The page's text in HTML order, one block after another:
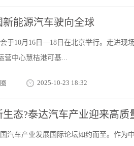
能源汽车驶向全球
于10月16日—18日在北京举行。走进
营中心慧桔港可基...
2025-10-23 18:32
态?泰达汽车产业迎来高质
汽车产业发展国际论坛如约而至。作为